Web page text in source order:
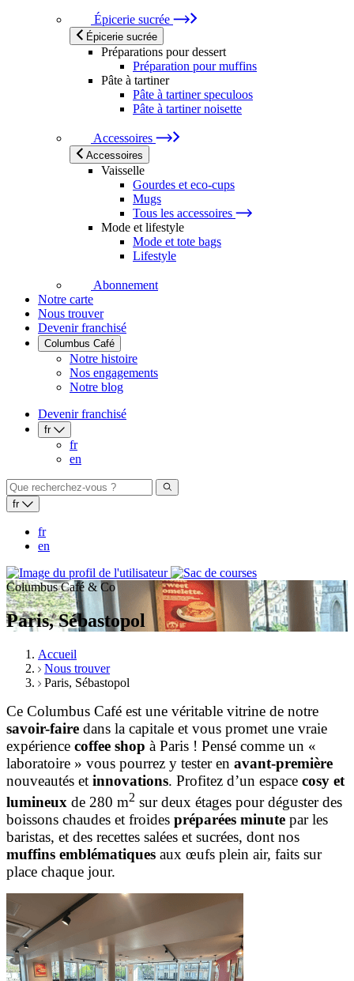
Épicerie sucrée
Épicerie sucrée
Préparations pour dessert
Préparation pour muffins
Pâte à tartiner
Pâte à tartiner speculoos
Pâte à tartiner noisette
Accessoires
Accessoires
Vaisselle
Gourdes et eco-cups
Mugs
Tous les accessoires
Mode et lifestyle
Mode et tote bags
Lifestyle
Abonnement
Notre carte
Nous trouver
Devenir franchisé
Columbus Café
Notre histoire
Nos engagements
Notre blog
Devenir franchisé
fr
fr
en
fr
fr
en
Columbus Café & Co
Paris, Sébastopol
Accueil
Nous trouver
Paris, Sébastopol
Ce Columbus Café est une véritable vitrine de notre
savoir-faire dans la capitale et vous promet une vraie
expérience coffee shop à Paris ! Pensé comme un «
laboratoire » vous pourrez y tester en avant-première
nouveautés et innovations. Profitez d’un espace cosy et
lumineux de 280 m2 sur deux étages pour déguster des
boissons chaudes et froides préparées minute par les
baristas, et des recettes salées et sucrées, dont nos
muffins emblématiques aux œufs plein air, faits sur
place chaque jour.